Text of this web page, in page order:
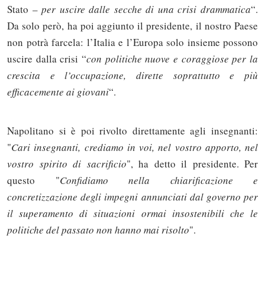
Stato –per uscire dalle secche di una crisi drammatica“.
Da solo però, ha poi aggiunto il presidente, il nostro Paese
non potrà farcela: l’Italia e l’Europa solo insieme possono
uscire dalla crisi “con politiche nuove e coraggiose per la
crescita e l’occupazione, dirette soprattutto e più
efficacemente ai giovani“.
Napolitano si è poi rivolto direttamente agli insegnanti:
"Cari insegnanti, crediamo in voi, nel vostro apporto, nel
vostro spirito di sacrificio", ha detto il presidente. Per
questo "Confidiamo nella chiarificazione e
concretizzazione degli impegni annunciati dal governo per
il superamento di situazioni ormai insostenibili che le
politiche del passato non hanno mai risolto".
Solo gli utenti registrati possono